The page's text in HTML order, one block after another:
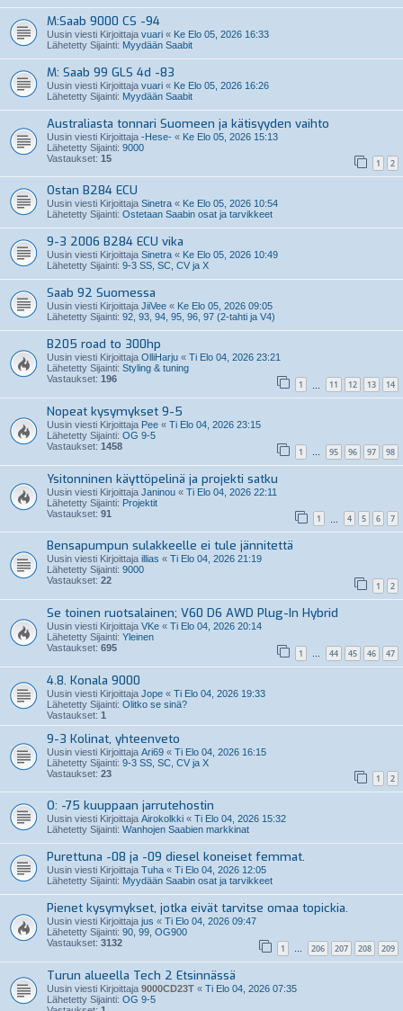
M:Saab 9000 CS -94
Uusin viesti Kirjoittaja vuari « Ke Elo 05, 2026 16:33
Lähetetty Sijainti: Myydään Saabit
M: Saab 99 GLS 4d -83
Uusin viesti Kirjoittaja vuari « Ke Elo 05, 2026 16:26
Lähetetty Sijainti: Myydään Saabit
Australiasta tonnari Suomeen ja kätisyyden vaihto
Uusin viesti Kirjoittaja -Hese- « Ke Elo 05, 2026 15:13
Lähetetty Sijainti: 9000
Vastaukset: 15 1 2
Ostan B284 ECU
Uusin viesti Kirjoittaja Sinetra « Ke Elo 05, 2026 10:54
Lähetetty Sijainti: Ostetaan Saabin osat ja tarvikkeet
9-3 2006 B284 ECU vika
Uusin viesti Kirjoittaja Sinetra « Ke Elo 05, 2026 10:49
Lähetetty Sijainti: 9-3 SS, SC, CV ja X
Saab 92 Suomessa
Uusin viesti Kirjoittaja JiiVee « Ke Elo 05, 2026 09:05
Lähetetty Sijainti: 92, 93, 94, 95, 96, 97 (2-tahti ja V4)
B205 road to 300hp
Uusin viesti Kirjoittaja OlliHarju « Ti Elo 04, 2026 23:21
Lähetetty Sijainti: Styling & tuning
Vastaukset: 196 1 11 12 13 14
Nopeat kysymykset 9-5
Uusin viesti Kirjoittaja Pee « Ti Elo 04, 2026 23:15
Lähetetty Sijainti: OG 9-5
Vastaukset: 1458 1 … 95 96 97 98
Ysitonninen käyttöpelinä ja projekti satku
Uusin viesti Kirjoittaja Janinou « Ti Elo 04, 2026 22:11
Lähetetty Sijainti: Projektit
Vastaukset: 91 1 4 5 6 7
Bensapumpun sulakkeelle ei tule jännitettä
Uusin viesti Kirjoittaja illias « Ti Elo 04, 2026 21:19
Lähetetty Sijainti: 9000
Vastaukset: 22 1 2
Se toinen ruotsalainen; V60 D6 AWD Plug-In Hybrid
Uusin viesti Kirjoittaja VKe « Ti Elo 04, 2026 20:14
Lähetetty Sijainti: Yleinen
Vastaukset: 695 1 … 44 45 46 47
4.8. Konala 9000
Uusin viesti Kirjoittaja Jope « Ti Elo 04, 2026 19:33
Lähetetty Sijainti: Olitko se sinä?
Vastaukset: 1
9-3 Kolinat, yhteenveto
Uusin viesti Kirjoittaja Ari69 « Ti Elo 04, 2026 16:15
Lähetetty Sijainti: 9-3 SS, SC, CV ja X
Vastaukset: 23 1 2
O: -75 kuuppaan jarrutehostin
Uusin viesti Kirjoittaja Airokolkki « Ti Elo 04, 2026 15:32
Lähetetty Sijainti: Wanhojen Saabien markkinat
Purettuna -08 ja -09 diesel koneiset femmat.
Uusin viesti Kirjoittaja Tuha « Ti Elo 04, 2026 12:05
Lähetetty Sijainti: Myydään Saabin osat ja tarvikkeet
Pienet kysymykset, jotka eivät tarvitse omaa topickia.
Uusin viesti Kirjoittaja jus « Ti Elo 04, 2026 09:47
Lähetetty Sijainti: 90, 99, OG900
Vastaukset: 3132 1 … 206 207 208 209
Turun alueella Tech 2 Etsinnässä
Uusin viesti Kirjoittaja 9000CD23T « Ti Elo 04, 2026 07:35
Lähetetty Sijainti: OG 9-5